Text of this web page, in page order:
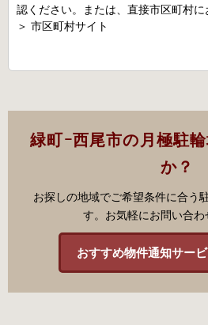
認ください。または、直接市区町村に
＞ 市区町村サイト
緑町ｰ西尾市の月極駐
か？
お探しの地域でご希望条件に合う
す。お気軽にお問い合わ
おすすめ物件通知サー